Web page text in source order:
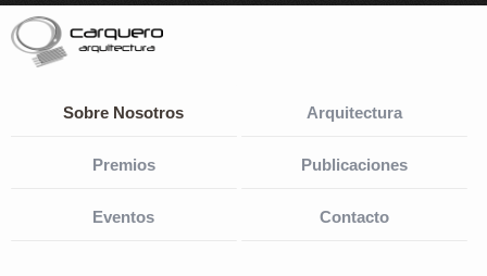
Sobre Nosotros Arquitectura
Premios Publicaciones
Eventos Contacto